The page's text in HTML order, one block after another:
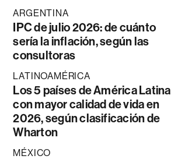
ARGENTINA
IPC de julio 2026: de cuánto
sería la inflación, según las
consultoras
LATINOAMÉRICA
Los 5 países de América Latina
con mayor calidad de vida en
2026, según clasificación de
Wharton
MÉXICO